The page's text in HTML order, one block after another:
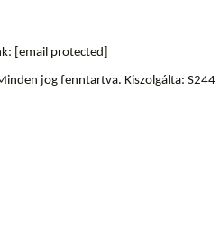
[email protected]
jog fenntartva. Kiszolgálta: S244